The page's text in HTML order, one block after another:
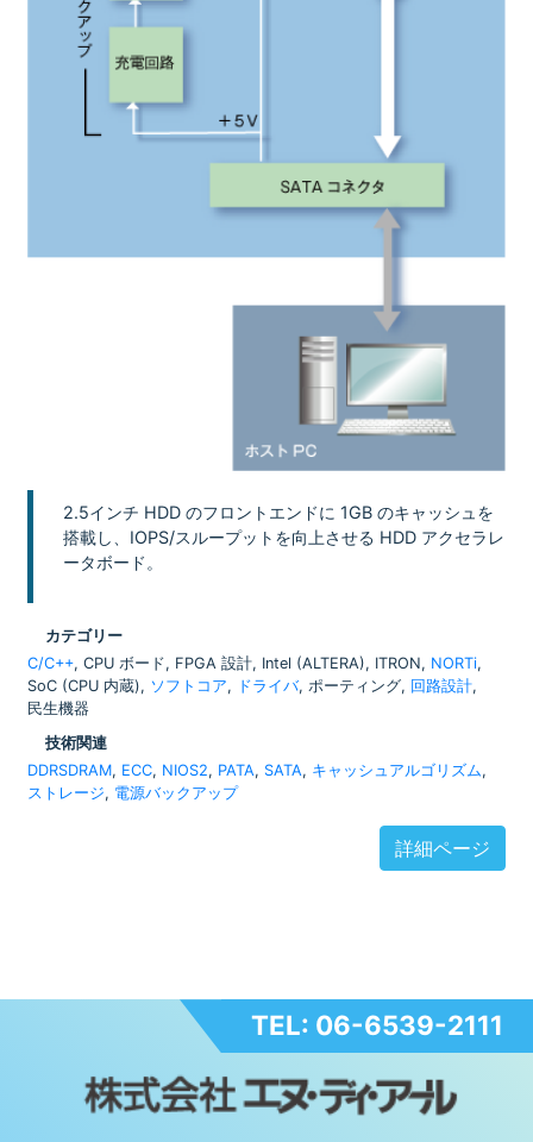
2.5インチ HDD のフロントエンドに 1GB のキャッシュを
搭載し、IOPS/スループットを向上させる HDD アクセラレ
ータボード。
カテゴリー
C/C++, CPU ボード, FPGA 設計, Intel (ALTERA), ITRON, NORTi,
SoC (CPU 内蔵), ソフトコア, ドライバ, ポーティング, 回路設計,
民生機器
技術関連
DDRSDRAM, ECC, NIOS2, PATA, SATA, キャッシュアルゴリズム,
ストレージ, 電源バックアップ
詳細ページ
TEL: 06-6539-2111